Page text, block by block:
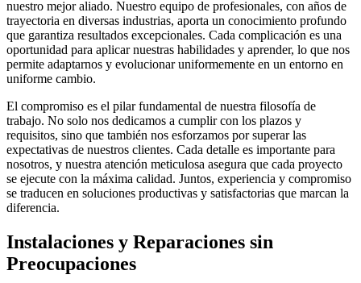
nuestro mejor aliado. Nuestro equipo de profesionales, con años de
trayectoria en diversas industrias, aporta un conocimiento profundo
que garantiza resultados excepcionales. Cada complicación es una
oportunidad para aplicar nuestras habilidades y aprender, lo que nos
permite adaptarnos y evolucionar uniformemente en un entorno en
uniforme cambio.
El compromiso es el pilar fundamental de nuestra filosofía de
trabajo. No solo nos dedicamos a cumplir con los plazos y
requisitos, sino que también nos esforzamos por superar las
expectativas de nuestros clientes. Cada detalle es importante para
nosotros, y nuestra atención meticulosa asegura que cada proyecto
se ejecute con la máxima calidad. Juntos, experiencia y compromiso
se traducen en soluciones productivas y satisfactorias que marcan la
diferencia.
Instalaciones y Reparaciones sin
Preocupaciones